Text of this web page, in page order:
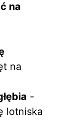
na
na
-
lotniska